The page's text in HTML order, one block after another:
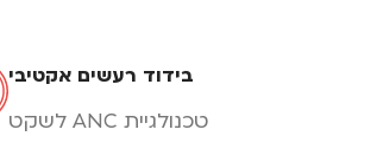
בידוד רעשים אקטיבי
טכנולגיית ANC לשקט